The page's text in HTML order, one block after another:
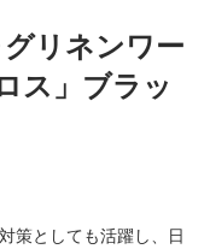
リネンワー
ス」ブラッ
策としても活躍し、日